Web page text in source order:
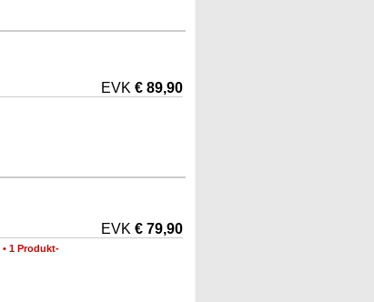
EVK € 89,90
EVK € 79,90
• 1 Produkt-